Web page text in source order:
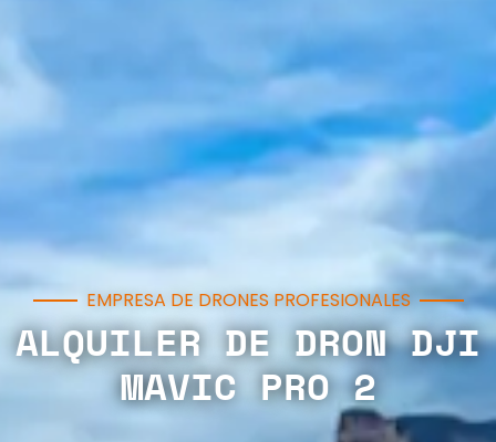
EMPRESA DE DRONES PROFESIONALES
ALQUILER DE DRON DJI
MAVIC PRO 2